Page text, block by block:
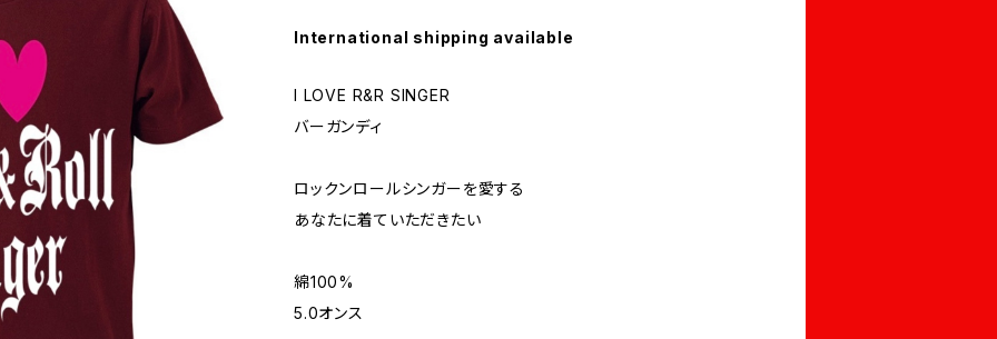
International shipping available
I LOVE R&R SINGER
バーガンディ
ロックンロールシンガーを愛する
あなたに着ていただきたい
綿100%
5.0オンス